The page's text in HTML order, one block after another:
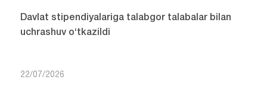
Davlat stipendiyalariga talabgor talabalar bilan
uchrashuv o‘tkazildi
22/07/2026